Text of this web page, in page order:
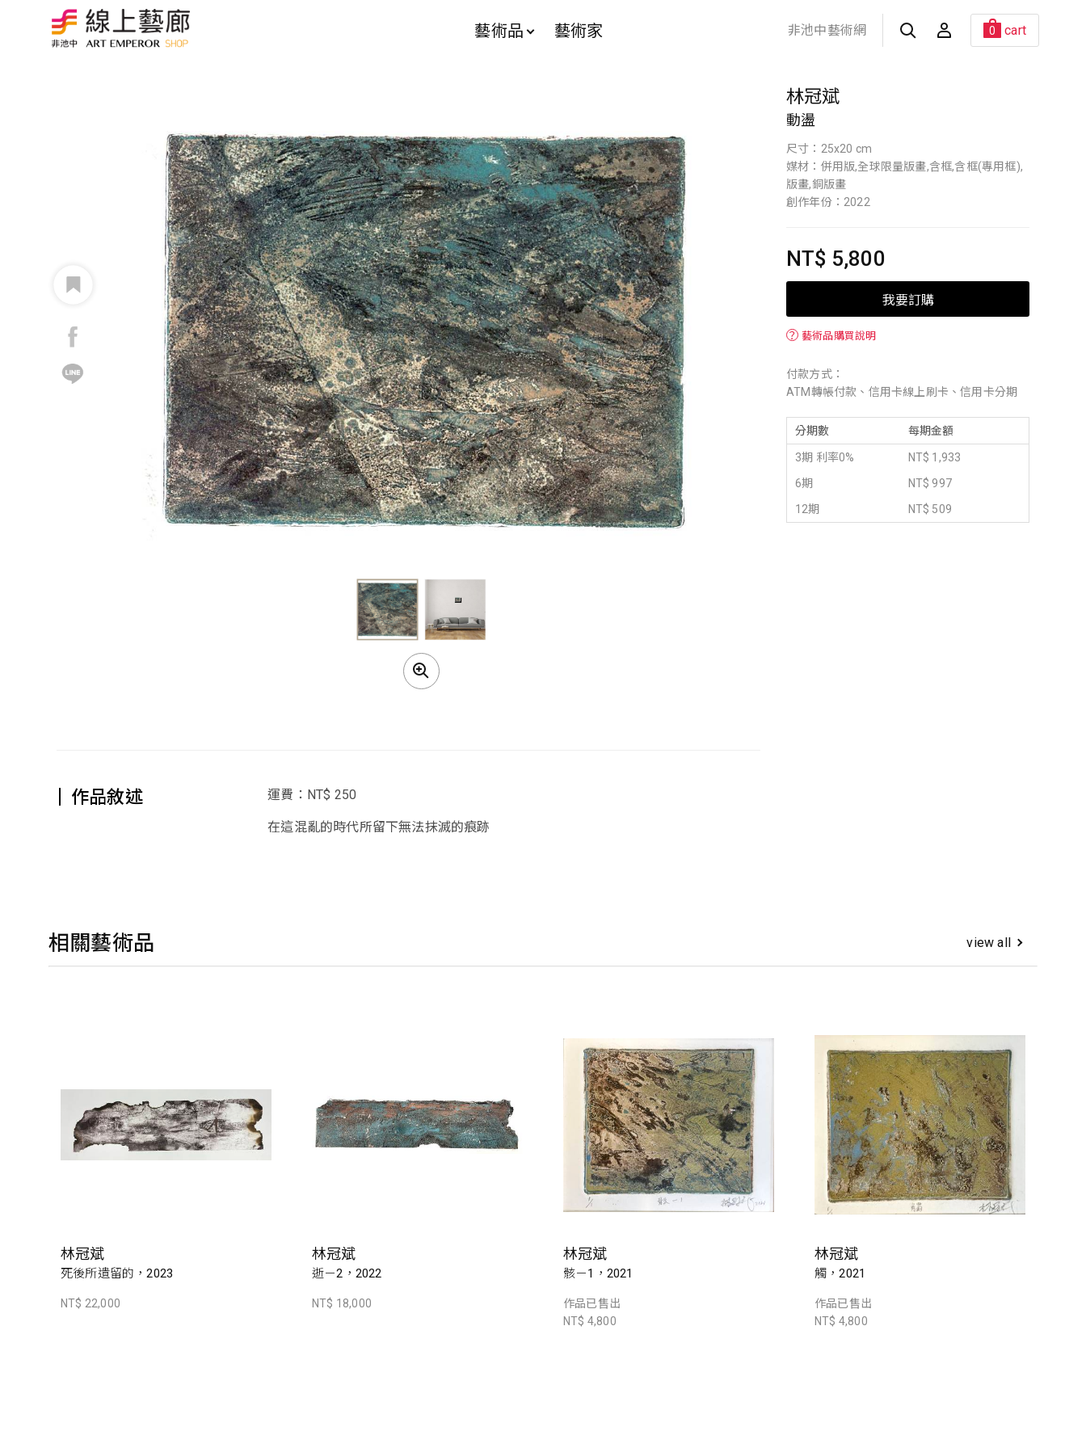
藝術品 藝術家 非池中藝術網 0 cart
林冠斌
動盪
尺寸：25x20 cm
媒材：併用版,全球限量版畫,含框,含框(專用框),
版畫,銅版畫
創作年份：2022
NT$ 5,800
我要訂購
？ 藝術品購買說明
付款方式：
ATM轉帳付款、信用卡線上刷卡、信用卡分期
分期數 每期金額
3期 利率0%
NT$ 1,933
6期
NT$ 997
12期
NT$ 509
作品敘述 運費：NT$ 250
在這混亂的時代所留下無法抹滅的痕跡
相關藝術品 view all
林冠斌
死後所遺留的，2023
NT$ 22,000
林冠斌
逝－2，2022
NT$ 18,000
林冠斌
骸－1，2021
作品已售出
NT$ 4,800
林冠斌
觸，2021
作品已售出
NT$ 4,800